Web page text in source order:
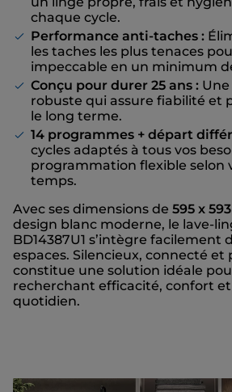
chaque cycle.
Performance anti-taches :
les taches les plus tenaces
impeccable en un minimum
Conçu pour durer 25 ans :
robuste qui assure fiabilité et
le long terme.
14 programmes + départ
cycles adaptés à tous vos
programmation flexible selon
temps.
Avec ses dimensions de 595 x
design blanc moderne, le lave-
BD14387U1 s’intègre facilement
espaces. Silencieux, connecté
constitue une solution idéale
recherchant efficacité, confort
quotidien.